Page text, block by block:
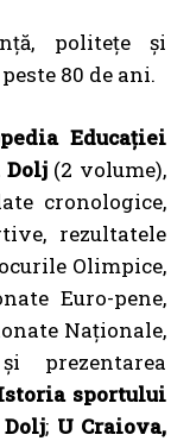
politețe și
80 de ani.
Educaţiei
Dolj(2 volume),
cronologice,
rezultatele
Olimpice,
Euro-pene,
Naţionale,
prezentarea
sportului
; U Craiova,